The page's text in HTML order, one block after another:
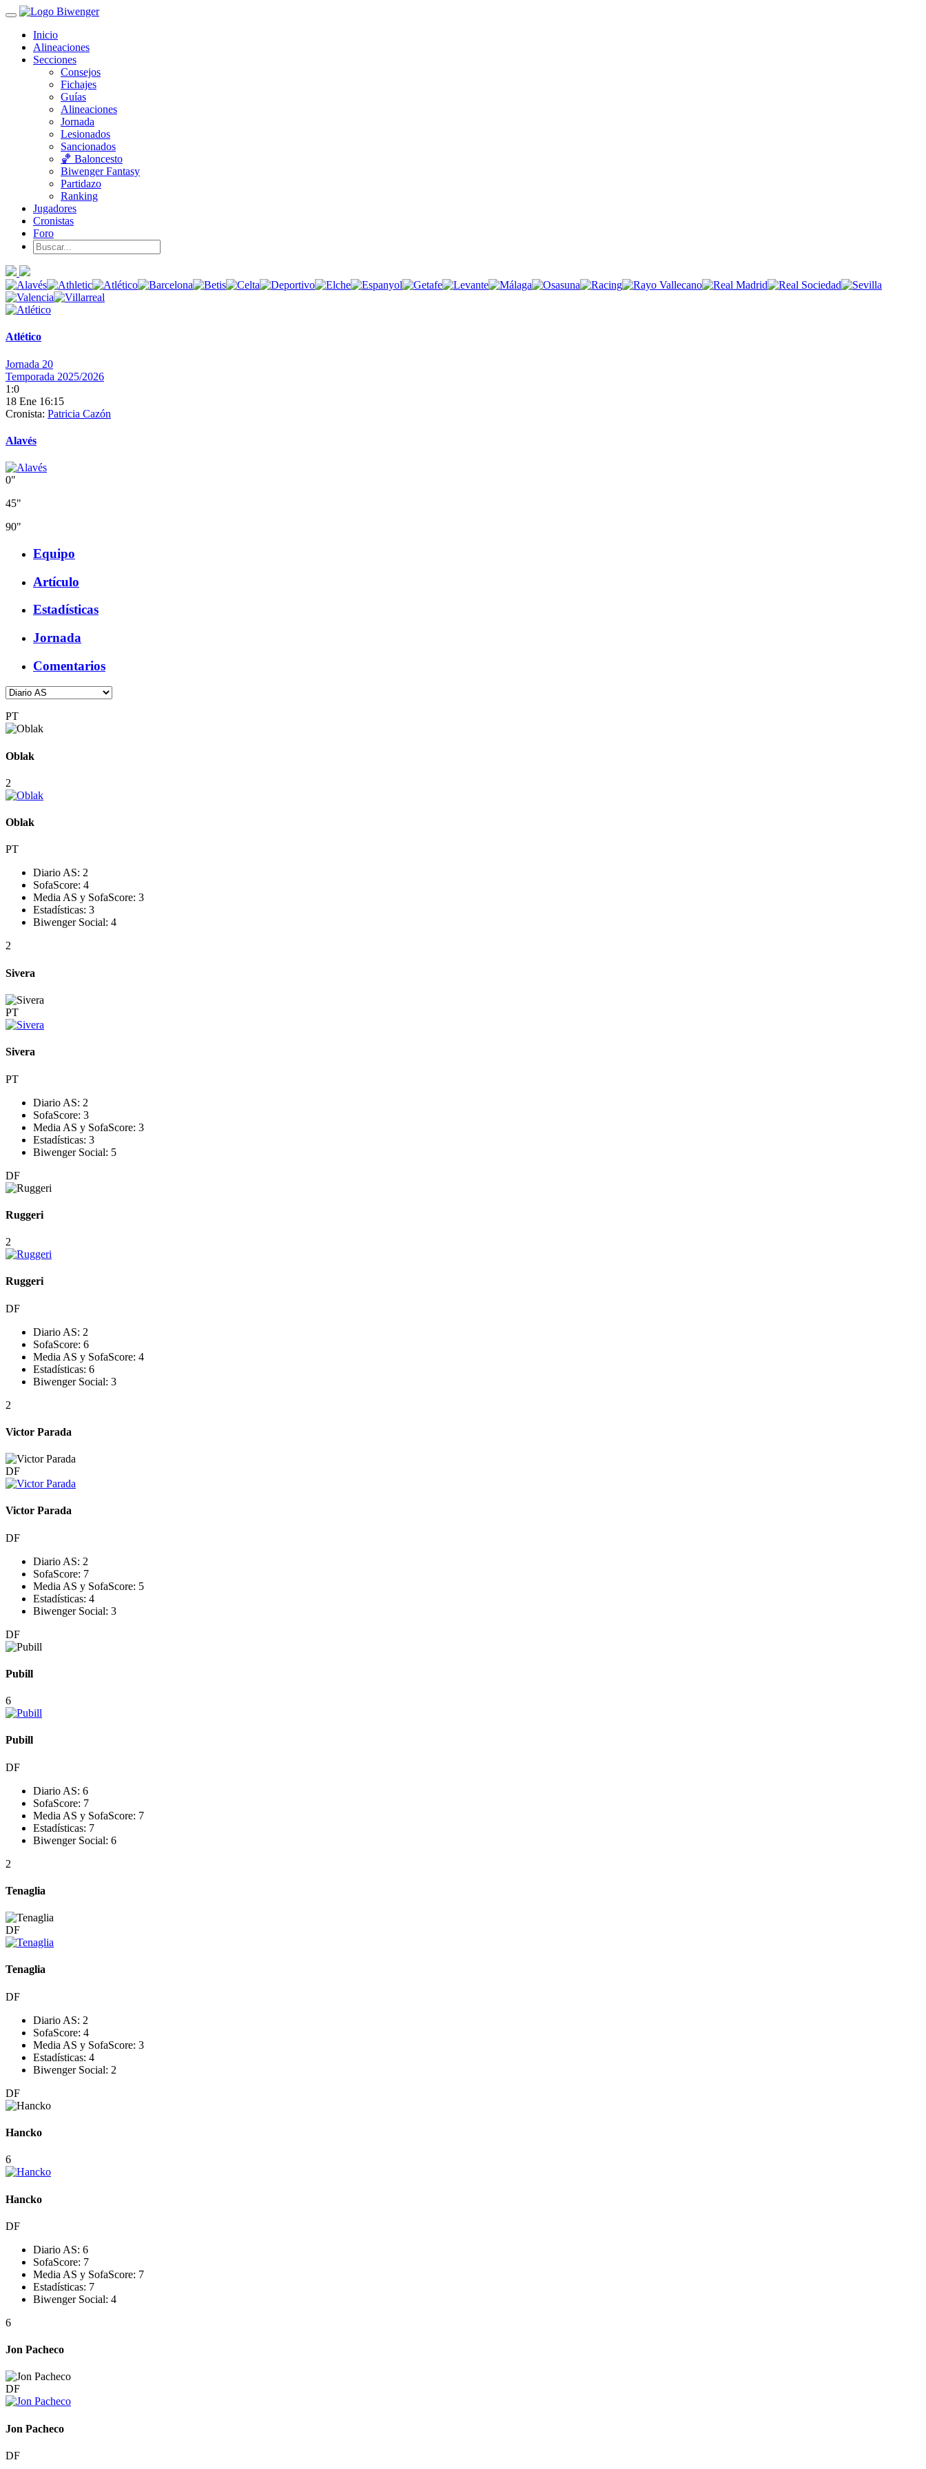
Inicio
Alineaciones
Secciones
Consejos
Fichajes
Guías
Alineaciones
Jornada
Lesionados
Sancionados
🏀 Baloncesto
Biwenger Fantasy
Partidazo
Ranking
Jugadores
Cronistas
Foro
Atlético
Jornada 20
Temporada 2025/2026
1:0
18 Ene 16:15
Cronista: Patricia Cazón
Alavés
0"
45"
90"
Equipo
Artículo
Estadísticas
Jornada
Comentarios
PT
Oblak
2
Oblak
PT
Diario AS: 2
SofaScore: 4
Media AS y SofaScore: 3
Estadísticas: 3
Biwenger Social: 4
2
Sivera
PT
Sivera
PT
Diario AS: 2
SofaScore: 3
Media AS y SofaScore: 3
Estadísticas: 3
Biwenger Social: 5
DF
Ruggeri
2
Ruggeri
DF
Diario AS: 2
SofaScore: 6
Media AS y SofaScore: 4
Estadísticas: 6
Biwenger Social: 3
2
Victor Parada
DF
Victor Parada
DF
Diario AS: 2
SofaScore: 7
Media AS y SofaScore: 5
Estadísticas: 4
Biwenger Social: 3
DF
Pubill
6
Pubill
DF
Diario AS: 6
SofaScore: 7
Media AS y SofaScore: 7
Estadísticas: 7
Biwenger Social: 6
2
Tenaglia
DF
Tenaglia
DF
Diario AS: 2
SofaScore: 4
Media AS y SofaScore: 3
Estadísticas: 4
Biwenger Social: 2
DF
Hancko
6
Hancko
DF
Diario AS: 6
SofaScore: 7
Media AS y SofaScore: 7
Estadísticas: 7
Biwenger Social: 4
6
Jon Pacheco
DF
Jon Pacheco
DF